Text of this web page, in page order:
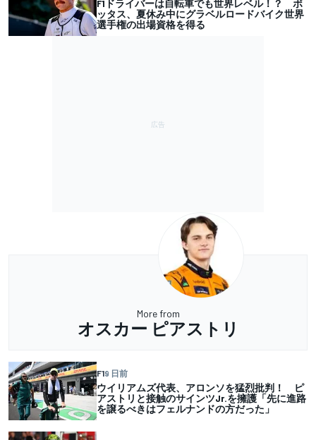
F1ドライバーは自転車でも世界レベル！？ ボ
ッタス、夏休み中にグラベルロードバイク世界
選手権の出場資格を得る
More from
オスカー ピアストリ
F19 日前
ウイリアムズ代表、アロンソを猛烈批判！ ピ
アストリと接触のサインツJr.を擁護「先に進路
を譲るべきはフェルナンドの方だった」